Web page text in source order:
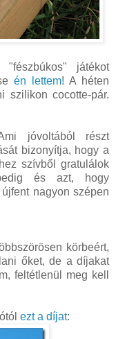
játékot
én lettem! A héten
szilikon cocotte-pár.
jóvoltából részt
bizonyítja, hogy a
szívből gratulálok
és azt, hogy
nagyon szépen
körbeért,
őket, de a díjakat
feltétlenül meg kell
ezt a díjat: